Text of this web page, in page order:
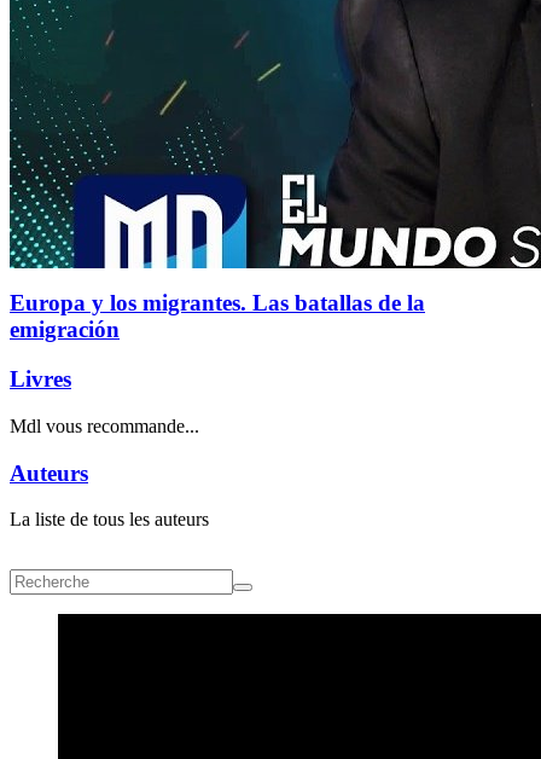
Europa y los migrantes. Las batallas de la
emigración
Livres
Mdl vous recommande...
Auteurs
La liste de tous les auteurs